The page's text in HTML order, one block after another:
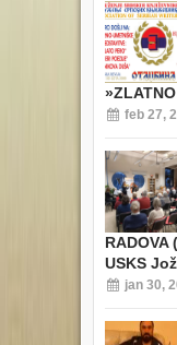
feb 27,
USKS
jan 30,